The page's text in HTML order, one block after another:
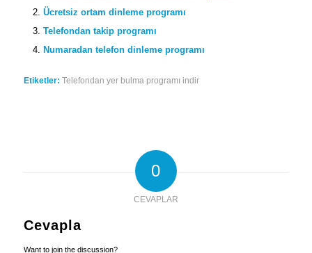
Ücretsiz ortam dinleme programı
Telefondan takip programı
Numaradan telefon dinleme programı
Etiketler: Telefondan yer bulma programı indir
0
CEVAPLAR
Cevapla
Want to join the discussion?